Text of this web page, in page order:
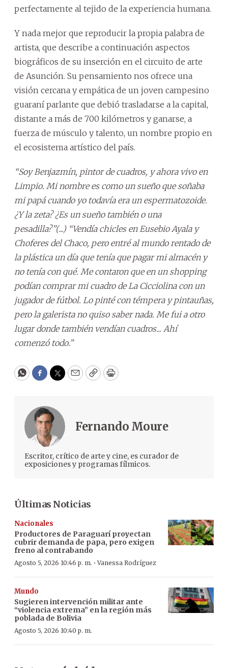
perfectamente al tejido de la experiencia humana.
Y nada mejor que reproducir la propia palabra de
artista, que describe a continuación aspectos
biográficos de su inserción en el circuito de arte
de Asunción. Su pensamiento nos ofrece una
visión cercana y empática de un joven campesino
guaraní parlante que debió trasladarse a la capital,
distante a más de 700 kilómetros y ganarse, a
fuerza de músculo y talento, un nombre propio en
el ecosistema artístico del país.
“Soy Benjazmín, pintor de cuadros, y ahora vivo en
Limpio. Mi nombre es como un sueño que soñaba
mi papá cuando yo todavía era un espermatozoide.
¿Y la zeta? ¿Es un sueño también o una
pesadilla?”(...) “Vendía chicles en Eusebio Ayala y
Choferes del Chaco, pero entré al mundo rentado de
la plástica un día que tenía que pagar mi almacén y
no tenía con qué. Me contaron que en un shopping
podían comprar mi cuadro de La Cicciolina con un
jugador de fútbol. Lo pinté con témpera y pintauñas,
pero la galerista no quiso saber nada. Me fui a otro
lugar donde también vendían cuadros... Ahí
comenzó todo.”
WhatsApp
Facebook
Twitter
EmailCopyPrint
Fernando Moure
Escritor, crítico de arte y cine, es curador de
exposiciones y programas fílmicos.
Últimas Noticias
Nacionales
Productores de Paraguarí proyectan
cubrir demanda de papa, pero exigen
freno al contrabando
Agosto 5, 2026 10:46 p. m. ·Vanessa Rodríguez
Mundo
Sugieren intervención militar ante
“violencia extrema” en la región más
poblada de Bolivia
Agosto 5, 2026 10:40 p. m.